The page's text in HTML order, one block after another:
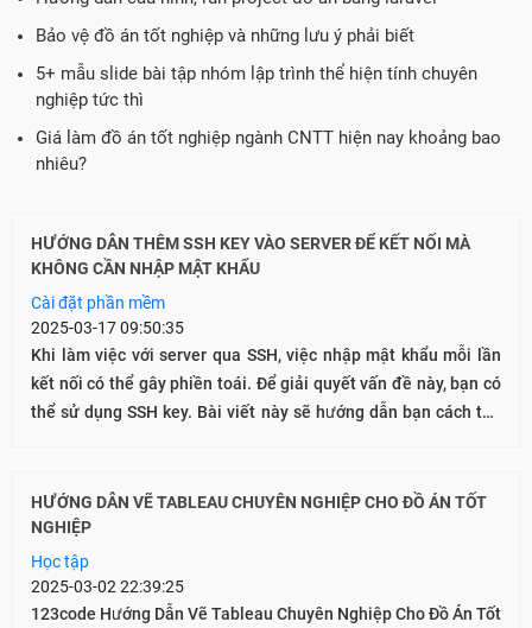
Bảo vệ đồ án tốt nghiệp và những lưu ý phải biết
5+ mẫu slide bài tập nhóm lập trình thể hiện tính chuyên
nghiệp tức thì
Giá làm đồ án tốt nghiệp ngành CNTT hiện nay khoảng bao
nhiêu?
HƯỚNG DẪN THÊM SSH KEY VÀO SERVER ĐỂ KẾT NỐI MÀ
KHÔNG CẦN NHẬP MẬT KHẨU
Cài đặt phần mềm
2025-03-17 09:50:35
Khi làm việc với server qua SSH, việc nhập mật khẩu mỗi lần
kết nối có thể gây phiền toái. Để giải quyết vấn đề này, bạn có
thể sử dụng SSH key. Bài viết này sẽ hướng dẫn bạn cách tạo
HƯỚNG DẪN VẼ TABLEAU CHUYÊN NGHIỆP CHO ĐỒ ÁN TỐT
NGHIỆP
Học tập
2025-03-02 22:39:25
123code Hướng Dẫn Vẽ Tableau Chuyên Nghiệp Cho Đồ Án Tốt